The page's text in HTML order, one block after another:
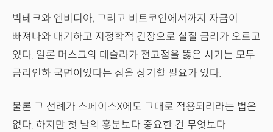
빅테크와 엔비디아, 그리고 비트코인에서까지 자금이
빠져나와 대기하고 지정학적 긴장으로 실질 금리가 오르고
있다. 일론 머스크의 테슬라가 전고점을 뚫은 시기는 모두
금리인하 국면이었다는 점을 상기할 필요가 있다.
물론 그 선례가 스페이스X에도 그대로 적용되리라는 법은
없다. 하지만 첫 날의 흥분보다 중요한 건 무엇보다